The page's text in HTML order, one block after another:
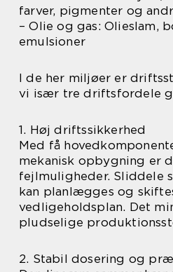
farver, pigmenter og
– Olie og gas: Olieslam,
emulsioner
I de her miljøer er
vi især tre driftsfordele
1. Høj driftssikkerhed
Med få
mekanisk opbygning er
fejlmuligheder. Sliddele
kan planlægges og
vedligeholdsplan. Det
pludselige
2. Stabil dosering og